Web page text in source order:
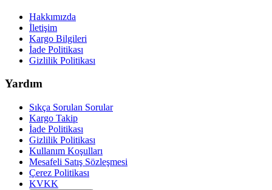
Hakkımızda
İletişim
Kargo Bilgileri
İade Politikası
Gizlilik Politikası
Yardım
Sıkça Sorulan Sorular
Kargo Takip
İade Politikası
Gizlilik Politikası
Kullanım Koşulları
Mesafeli Satış Sözleşmesi
Çerez Politikası
KVKK